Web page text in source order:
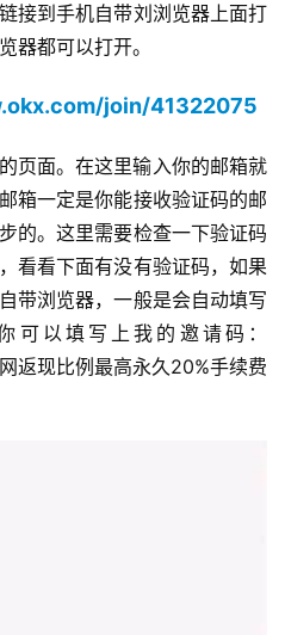
接到手机自带刘浏览器上面打
器都可以打开。
join/41322075
页面。在这里输入你的邮箱就
箱一定是你能接收验证码的邮
的。这里需要检查一下验证码
看看下面有没有验证码，如果
带浏览器，一般是会自动填写
可以填写上我的邀请码：
返现比例最高永久20%手续费